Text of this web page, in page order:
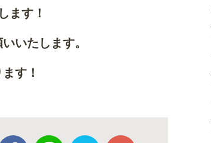
ます！
いたします。
す！